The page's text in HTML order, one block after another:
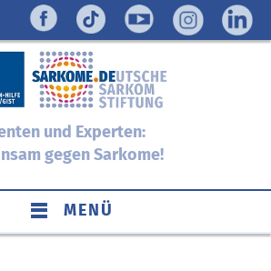
und Experten:
gegen Sarkome!
MENÜ